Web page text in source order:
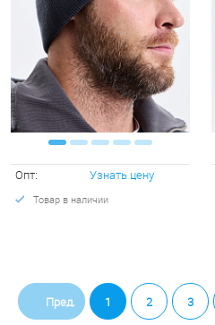
Опт: Узнать цену
Товар в наличии
Пред. 1 2 3